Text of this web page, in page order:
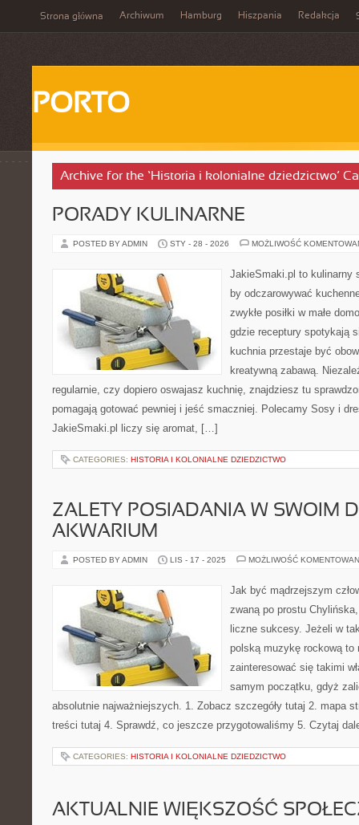
Strona główna Archiwum Hamburg Hiszpania Redakcja
PORTO
Archive for the ‘Historia i kolonialne dziedzictwo’
PORADY KULINARNE
POSTED BY ADMIN STY - 28 - 2026 MOŻLIWOŚĆ
JakieSmaki.pl to kulinarny
by odczarowywać
zwykłe posiłki w małe
gdzie receptury spotykają
kuchnia przestaje być
kreatywną zabawą.
regularnie, czy dopiero oswajasz kuchnię, znajdziesz tu
pomagają gotować pewniej i jeść smaczniej. Polecamy Sosy i
JakieSmaki.pl liczy się aromat, […]
CATEGORIES: HISTORIA I KOLONIALNE DZIEDZICTWO
ZALETY POSIADANIA W SWOIM
AKWARIUM
POSTED BY ADMIN LIS - 17 - 2025 MOŻLIWOŚĆ
Jak być mądrzejszym
zwaną po prostu
liczne sukcesy. Jeżeli w
polską muzykę rockową to
zainteresować się takimi
samym początku, gdyż
absolutnie najważniejszych. 1. Zobacz szczegóły tutaj 2. mapa
treści tutaj 4. Sprawdź, co jeszcze przygotowaliśmy 5. Czytaj
CATEGORIES: HISTORIA I KOLONIALNE DZIEDZICTWO
AKTUALNIE WIĘKSZOŚĆ